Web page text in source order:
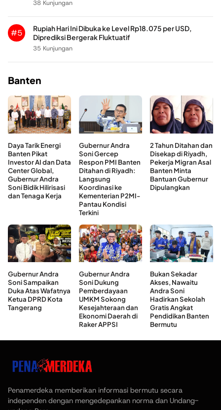
38 Kunjungan
#5
Rupiah Hari Ini Dibuka ke Level Rp18.075 per USD,
Diprediksi Bergerak Fluktuatif
35 Kunjungan
Banten
Daya Tarik Energi
Banten Pikat
Investor AI dan Data
Center Global,
Gubernur Andra
Soni Bidik Hilirisasi
dan Tenaga Kerja
Gubernur Andra
Soni Gercep
Respon PMI Banten
Ditahan di Riyadh:
Langsung
Koordinasi ke
Kementerian P2MI-
Pantau Kondisi
Terkini
2 Tahun Ditahan dan
Disekap di Riyadh,
Pekerja Migran Asal
Banten Minta
Bantuan Gubernur
Dipulangkan
Gubernur Andra
Soni Sampaikan
Duka Atas Wafatnya
Ketua DPRD Kota
Tangerang
Gubernur Andra
Soni Dukung
Pemberdayaan
UMKM Sokong
Kesejahteraan dan
Ekonomi Daerah di
Raker APPSI
Bukan Sekadar
Akses, Nawaitu
Andra Soni
Hadirkan Sekolah
Gratis Angkat
Pendidikan Banten
Bermutu
Penamerdeka memberikan informasi bermutu secara
independen dengan mengedepankan norma dan Undang-